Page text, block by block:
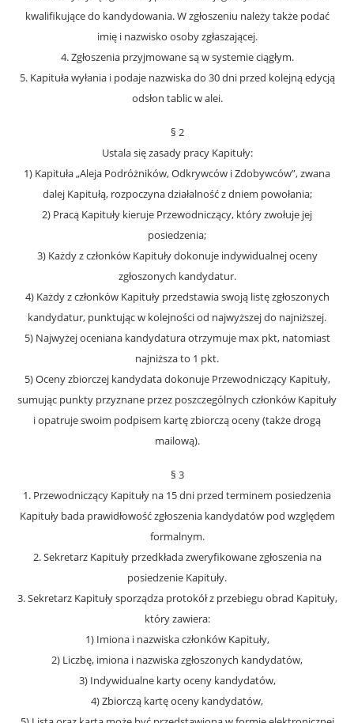
kwalifikujące do kandydowania. W zgłoszeniu należy także podać
imię i nazwisko osoby zgłaszającej.
4. Zgłoszenia przyjmowane są w systemie ciągłym.
5. Kapituła wyłania i podaje nazwiska do 30 dni przed kolejną edycją
odsłon tablic w alei.
§ 2
Ustala się zasady pracy Kapituły:
1) Kapituła „Aleja Podróżników, Odkrywców i Zdobywców”, zwana
dalej Kapitułą, rozpoczyna działalność z dniem powołania;
2) Pracą Kapituły kieruje Przewodniczący, który zwołuje jej
posiedzenia;
3) Każdy z członków Kapituły dokonuje indywidualnej oceny
zgłoszonych kandydatur.
4) Każdy z członków Kapituły przedstawia swoją listę zgłoszonych
kandydatur, punktując w kolejności od najwyższej do najniższej.
5) Najwyżej oceniana kandydatura otrzymuje max pkt, natomiast
najniższa to 1 pkt.
5) Oceny zbiorczej kandydata dokonuje Przewodniczący Kapituły,
sumując punkty przyznane przez poszczególnych członków Kapituły
i opatruje swoim podpisem kartę zbiorczą oceny (także drogą
mailową).
§ 3
1. Przewodniczący Kapituły na 15 dni przed terminem posiedzenia
Kapituły bada prawidłowość zgłoszenia kandydatów pod względem
formalnym.
2. Sekretarz Kapituły przedkłada zweryfikowane zgłoszenia na
posiedzenie Kapituły.
3. Sekretarz Kapituły sporządza protokół z przebiegu obrad Kapituły,
który zawiera:
1) Imiona i nazwiska członków Kapituły,
2) Liczbę, imiona i nazwiska zgłoszonych kandydatów,
3) Indywidualne karty oceny kandydatów,
4) Zbiorczą kartę oceny kandydatów,